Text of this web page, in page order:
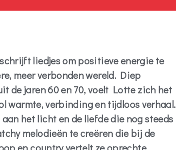
liedjes om positieve energie te
meer verbonden wereld. Diep
de jaren 60 en 70, voelt Lotte zich het
warmte, verbinding en tijdloos verhaal.
het licht en de liefde die nog steeds
melodieën te creëren die bij de